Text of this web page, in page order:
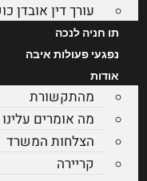
עורך דין אובדן
תו חניה לנכה
נפגעי פעולות איבה
אודות
מהתקשורת
מה אומרים עלינו
הצלחות המשרד
קריירה